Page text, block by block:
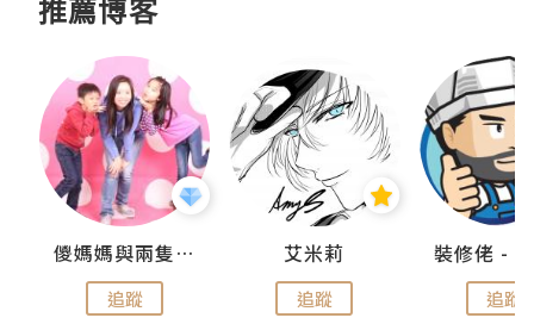
推薦博客
儍媽媽與兩隻小魔怪之家
追蹤
艾米莉
追蹤 追蹤